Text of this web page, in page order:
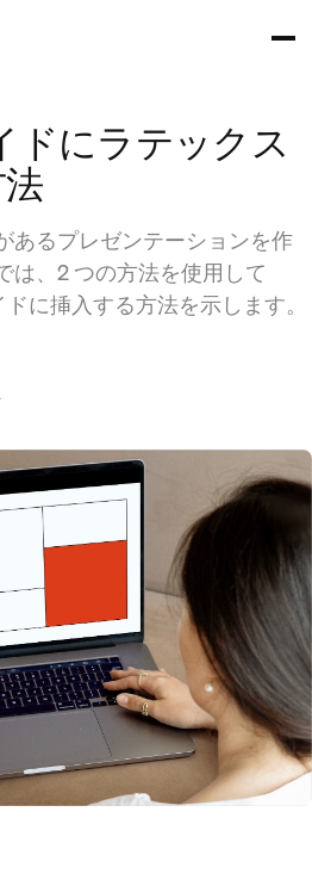
ドにラテックス
あるプレゼンテーションを作
は、2 つの方法を使用して
に挿入する方法を示します。